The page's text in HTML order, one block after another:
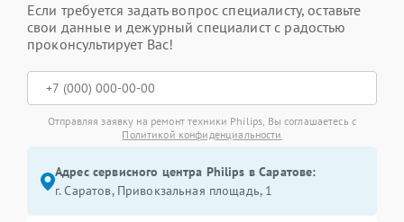
Если требуется задать вопрос специалисту, оставьте
свои данные и дежурный специалист с радостью
проконсультирует Вас!
Отправляя заявку на ремонт техники Philips, Вы соглашаетесь с
Политикой конфиденциальности
Адрес сервисного центра Philips в Саратове:
г. Саратов, Привокзальная площадь, 1